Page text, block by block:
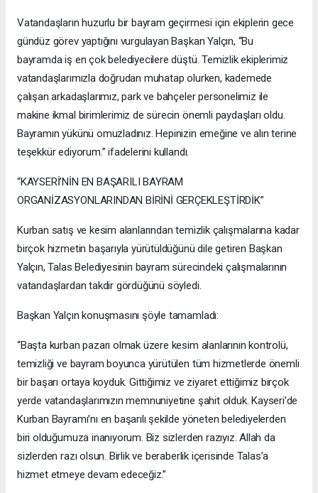
Vatandaşların huzurlu bir bayram geçirmesi için ekiplerin gece
gündüz görev yaptığını vurgulayan Başkan Yalçın, “Bu
bayramda iş en çok belediyecilere düştü. Temizlik ekiplerimiz
vatandaşlarımızla doğrudan muhatap olurken, kademede
çalışan arkadaşlarımız, park ve bahçeler personelimiz ile
makine ikmal birimlerimiz de sürecin önemli paydaşları oldu.
Bayramın yükünü omuzladınız. Hepinizin emeğine ve alın terine
teşekkür ediyorum.” ifadelerini kullandı.
“KAYSERİ’NİN EN BAŞARILI BAYRAM
ORGANİZASYONLARINDAN BİRİNİ GERÇEKLEŞTİRDİK”
Kurban satış ve kesim alanlarından temizlik çalışmalarına kadar
birçok hizmetin başarıyla yürütüldüğünü dile getiren Başkan
Yalçın, Talas Belediyesinin bayram sürecindeki çalışmalarının
vatandaşlardan takdir gördüğünü söyledi.
Başkan Yalçın konuşmasını şöyle tamamladı:
“Başta kurban pazarı olmak üzere kesim alanlarının kontrolü,
temizliği ve bayram boyunca yürütülen tüm hizmetlerde önemli
bir başarı ortaya koyduk. Gittiğimiz ve ziyaret ettiğimiz birçok
yerde vatandaşlarımızın memnuniyetine şahit olduk. Kayseri’de
Kurban Bayramı’nı en başarılı şekilde yöneten belediyelerden
biri olduğumuza inanıyorum. Biz sizlerden razıyız. Allah da
sizlerden razı olsun. Birlik ve beraberlik içerisinde Talas’a
hizmet etmeye devam edeceğiz.”